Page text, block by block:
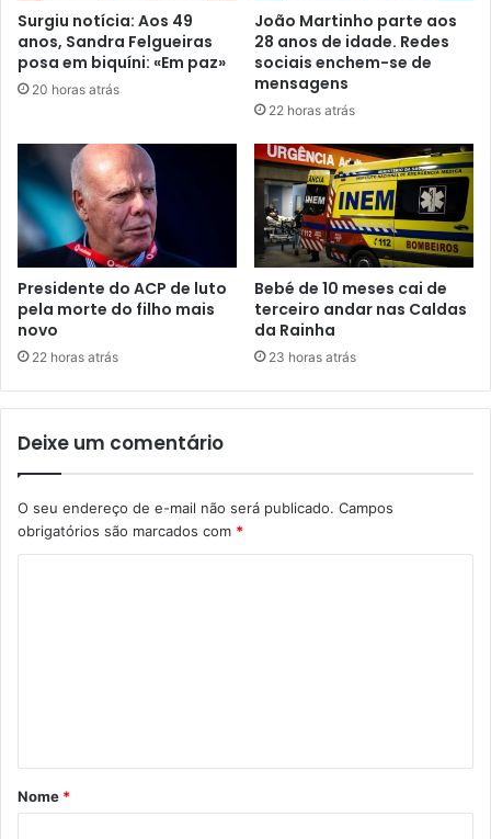
Surgiu notícia: Aos 49
anos, Sandra Felgueiras
posa em biquíni: «Em paz»
20 horas atrás
João Martinho parte aos
28 anos de idade. Redes
sociais enchem-se de
mensagens
22 horas atrás
Presidente do ACP de luto
pela morte do filho mais
novo
22 horas atrás
Bebé de 10 meses cai de
terceiro andar nas Caldas
da Rainha
23 horas atrás
Deixe um comentário
O seu endereço de e-mail não será publicado. Campos
obrigatórios são marcados com *
á
r
Nome *